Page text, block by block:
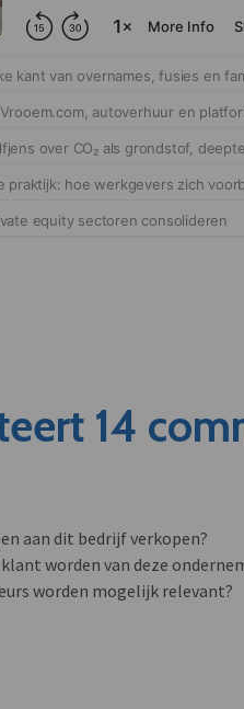
14
aan dit bedrijf verkopen?
worden van deze
worden mogelijk relevant?